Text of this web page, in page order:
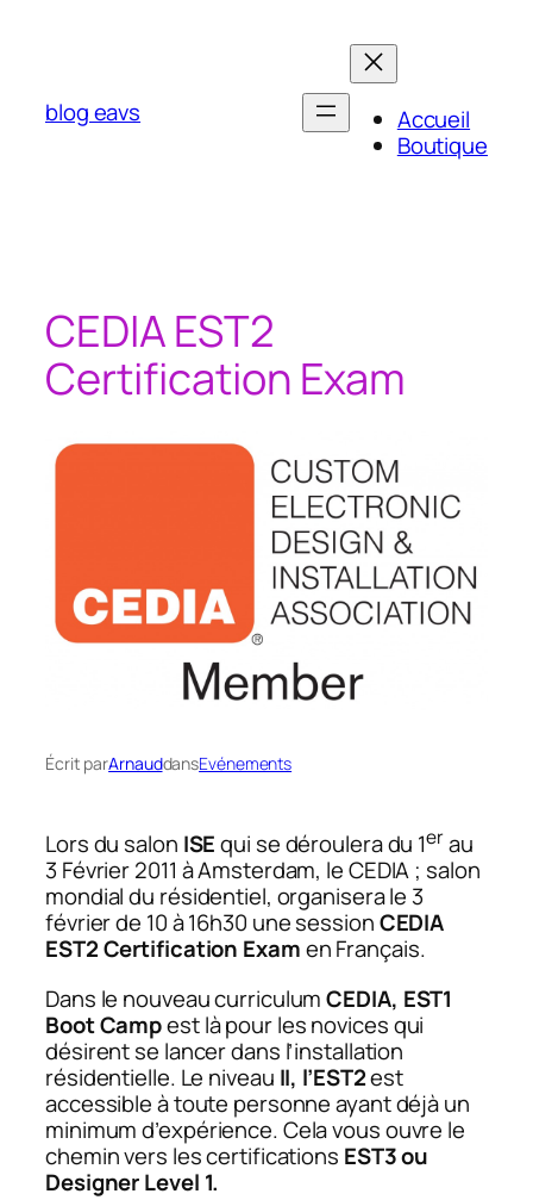
blog eavs
Accueil
Boutique
CEDIA EST2
Certification Exam
Écrit parArnauddansEvénements
Lors du salon ISEqui se déroulera du 1erau
3 Février 2011 à Amsterdam, le CEDIA ; salon
mondial du résidentiel, organisera le 3
février de 10 à 16h30 une sessionCEDIA
EST2 Certification Examen Français.
Dans le nouveau curriculumCEDIA, EST1
Boot Campest là pour les novices qui
désirent se lancer dans l’installation
résidentielle. Le niveau II, l’EST2est
accessible à toute personne ayant déjà un
minimum d’expérience. Cela vous ouvre le
chemin vers les certifications EST3 ou
Designer Level 1.